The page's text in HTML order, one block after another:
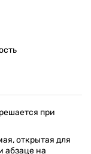
при
открытая для
абзаце на